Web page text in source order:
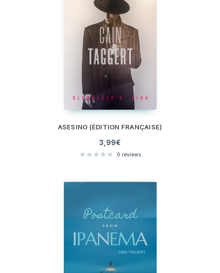
ASESINO (ÉDITION FRANÇAISE)
3,99€
0 reviews